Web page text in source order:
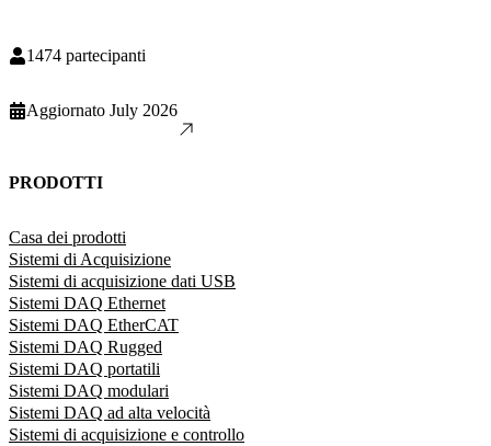
1474 partecipanti
Aggiornato July 2026
PRODOTTI
Casa dei prodotti
Sistemi di Acquisizione
Sistemi di acquisizione dati USB
Sistemi DAQ Ethernet
Sistemi DAQ EtherCAT
Sistemi DAQ Rugged
Sistemi DAQ portatili
Sistemi DAQ modulari
Sistemi DAQ ad alta velocità
Sistemi di acquisizione e controllo